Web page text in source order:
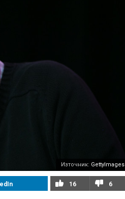
Източник: GettyImages
16 6
Стотици посрещнаха
Неймар избухна с нов
Вицепрезидентът на
УЕФА: Имаме нужда от
кандидат срещу
Инфантино